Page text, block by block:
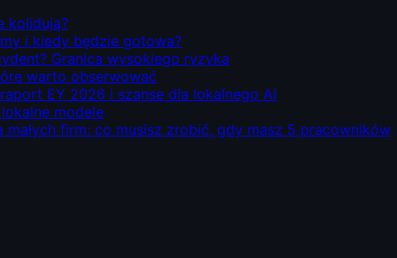
kolidują?
i kiedy będzie gotowa?
Granica wysokiego ryzyka
warto obserwować
EY 2026 i szanse dla lokalnego AI
modele
firm: co musisz zrobić, gdy masz 5 pracowników